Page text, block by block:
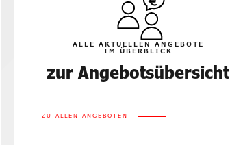
ALLE AKTUELLEN ANGEBOTE
IM ÜBERBLICK
zur Angebots­übersicht
ZU ALLEN ANGEBOTEN